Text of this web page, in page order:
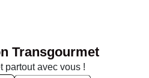
Transgourmet
partout avec vous !